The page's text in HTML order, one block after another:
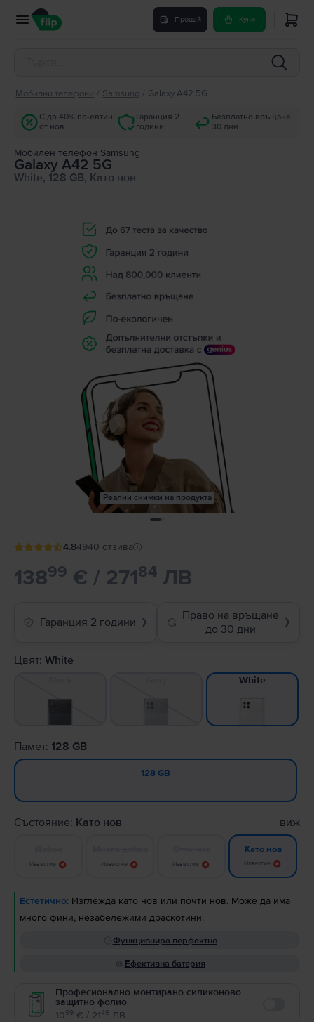
Продай Купи
Мобилни телефони Samsung Galaxy A42 5G
С до 40% по-евтин
от нов
Гаранция 2
години
Безплатно връщане
30 дни
Мобилен телефон Samsung
Galaxy A42 5G
White, 128 GB, Като нов
Реални снимки на продукта
4.84940 отзива
13899 € / 27184 ЛВ
Гаранция 2 години ❯
Право на връщане
до 30 дни
❯
Цвят: White
White
Памет: 128 GB
128 GB
Състояние: Като нов виж
Известие Известие Известие
Като нов
Известие
Естетично: Изглежда като нов или почти нов. Може да има
много фини, незабележими драскотини.
Функционира перфектно
Ефективна батерия
Професионално монтирано силиконово
защитно фолио
1099 € / 2149 ЛВ